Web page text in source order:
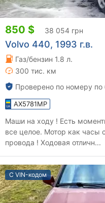
850 $ 38 054 грн
Volvo 440, 1993 г.в.
Газ/бензин 1.8 л.
300 тис. км
Проверено по номеру
AX5781MP
Маши на ходу ! Есть
все целое. Мотор как часы
провода ! Ходовая отличн...
С VIN-кодом